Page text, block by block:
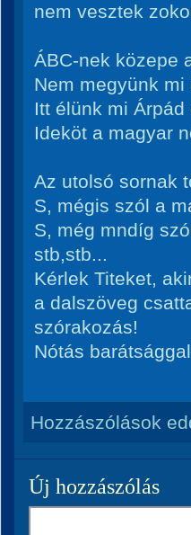
nem vesztek
ÁBC-nek közepe
Nem megyünk
Itt élünk mi Árpád
Ideköt a magyar
Az utolsó sornak
S, mégis szól a
S, még mndíg
stb,stb...
Kérlek Titeket,
a dalszöveg
szórakozás!
Nótás
Hozzászólások
Új hozzászólás